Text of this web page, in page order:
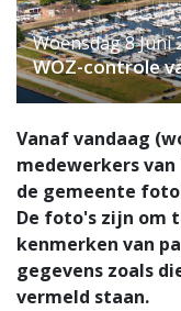
Woensdag 8 Juni
WOZ-controle
Vanaf vandaag
medewerkers
de gemeente
De foto's zijn om
kenmerken van
gegevens zoals
vermeld staan.